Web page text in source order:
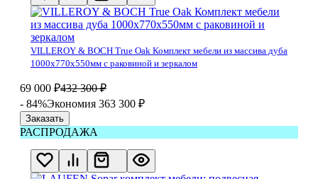
VILLEROY & BOCH True Oak Комплект мебели из массива дуба
1000х770х550мм с раковиной и зеркалом
69 000 ₽432 300 ₽
- 84%Экономия 363 300 ₽
Заказать
РАСПРОДАЖА